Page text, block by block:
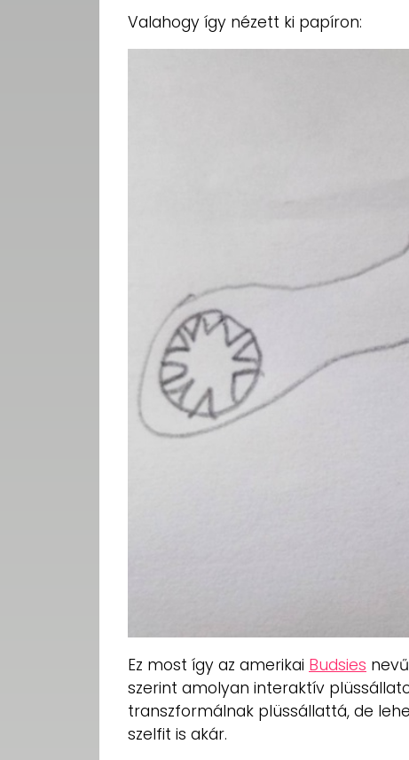
Valahogy így nézett ki papíron:
Ez most így az amerikai Budsies
szerint amolyan interaktív
transzformálnak plüssállattá, de
szelfit is akár.